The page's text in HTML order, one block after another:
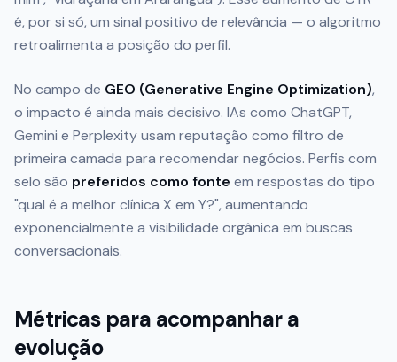
é, por si só, um sinal positivo de relevância — o algoritmo
retroalimenta a posição do perfil.
No campo de GEO (Generative Engine Optimization),
o impacto é ainda mais decisivo. IAs como ChatGPT,
Gemini e Perplexity usam reputação como filtro de
primeira camada para recomendar negócios. Perfis com
selo são preferidos como fonte em respostas do tipo
"qual é a melhor clínica X em Y?", aumentando
exponencialmente a visibilidade orgânica em buscas
conversacionais.
Métricas para acompanhar a
evolução